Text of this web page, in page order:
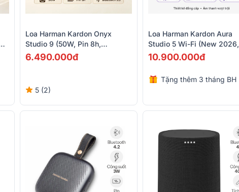
Loa Harman Kardon Onyx
Studio 9 (50W, Pin 8h,
Bluetooth 5.3)
6.490.000đ
5 (2)
Loa Harman Kardon Aura
Studio 5 Wi-Fi (New 2026,
160W, Âm Thanh 360 Độ,
10.900.000đ
Tặng thêm 3 tháng BH